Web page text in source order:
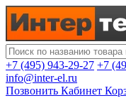
+7 (495) 943-29-27 +7
info@inter-el.ru
Позвонить Кабинет